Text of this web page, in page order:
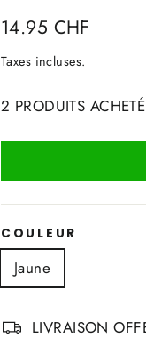
Prix
14.95 CHF
Taxes incluses.
2 PRODUITS
COULEUR
Jaune
LIVRAISON